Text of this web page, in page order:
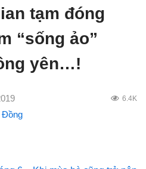
tạm đóng
“sống ảo”
yên…!
6.4K
Đồng